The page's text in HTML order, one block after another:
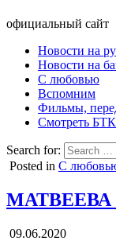
официальный сайт
Новости на
Новости на
С любовью
Вспомним
Фильмы,
Смотреть БТК
Search for:
Posted in С
МАТВЕЕВА
09.06.2020